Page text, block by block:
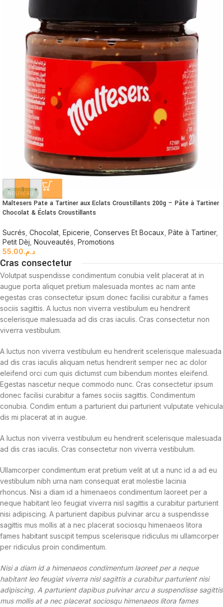
NOUVEAU
- +
Maltesers Pate a Tartiner aux Eclats Croustillants 200g – Pâte à Tartiner
Chocolat & Éclats Croustillants
Sucrés Chocolat Epicerie Conserves Et Bocaux Pâte à Tartiner,
Petit Dèj Nouveautés Promotions
د.م.55.00
Cras consectetur
Volutpat suspendisse condimentum conubia velit placerat at in
augue porta aliquet pretium malesuada montes ac nam ante
egestas cras consectetur ipsum donec facilisi curabitur a fames
sociis sagittis. A luctus non viverra vestibulum eu hendrerit
scelerisque malesuada ad dis cras iaculis. Cras consectetur non
viverra vestibulum.
A luctus non viverra vestibulum eu hendrerit scelerisque malesuada
ad dis cras iaculis aliquam netus hendrerit semper nec ac dolor
eleifend orci cum quis dictumst cum bibendum montes eleifend.
Egestas nascetur neque commodo nunc. Cras consectetur ipsum
donec facilisi curabitur a fames sociis sagittis. Condimentum
conubia. Condim entum a parturient dui parturient vulputate vehicula
dis mi placerat at in augue.
A luctus non viverra vestibulum eu hendrerit scelerisque malesuada
ad dis cras iaculis. Cras consectetur non viverra vestibulum.
Ullamcorper condimentum erat pretium velit at ut a nunc id a ad eu
vestibulum nibh urna nam consequat erat molestie lacinia
rhoncus. Nisi a diam id a himenaeos condimentum laoreet per a
neque habitant leo feugiat viverra nisl sagittis a curabitur parturient
nisi adipiscing. A parturient dapibus pulvinar arcu a suspendisse
sagittis mus mollis at a nec placerat sociosqu himenaeos litora
fames habitant suscipit tempus scelerisque ridiculus mi ullamcorper
per ridiculus proin condimentum.
Nisi a diam id a himenaeos condimentum laoreet per a neque
habitant leo feugiat viverra nisl sagittis a curabitur parturient nisi
adipiscing. A parturient dapibus pulvinar arcu a suspendisse sagittis
mus mollis at a nec placerat sociosqu himenaeos litora fames